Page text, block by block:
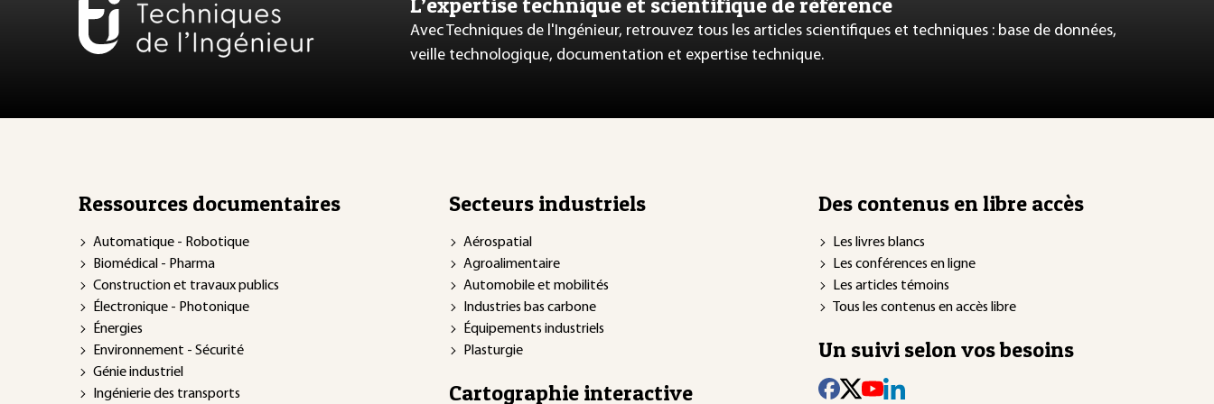
Avec Techniques de l'Ingénieur, retrouvez tous les articles scientifiques et techniques : base de données,
veille technologique, documentation et expertise technique.
Ressources documentaires
Automatique - Robotique
Biomédical - Pharma
Construction et travaux publics
Électronique - Photonique
Énergies
Environnement - Sécurité
Génie industriel
Ingénierie des transports
Secteurs industriels
Aérospatial
Agroalimentaire
Automobile et mobilités
Industries bas carbone
Équipements industriels
Plasturgie
Cartographie interactive
Des contenus en libre accès
Les livres blancs
Les conférences en ligne
Les articles témoins
Tous les contenus en accès libre
Un suivi selon vos besoins